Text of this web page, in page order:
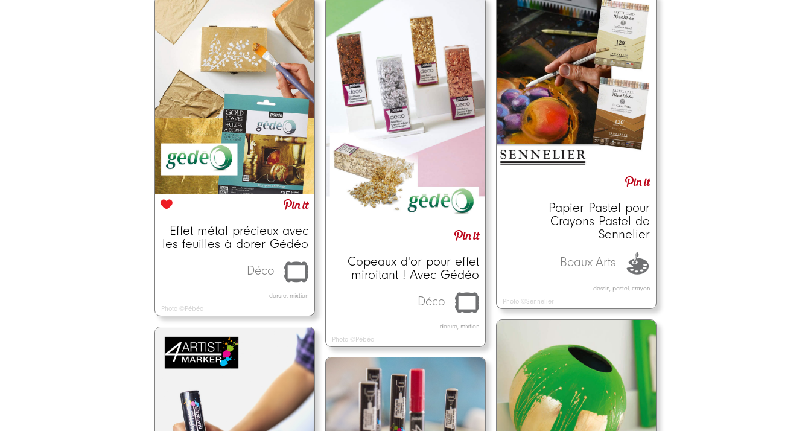
Papier Pastel pour
Crayons Pastel de
Sennelier
Beaux-Arts
dessin, pastel, crayon
Photo ©Sennelier
Copeaux d'or pour effet
miroitant ! Avec Gédéo
Déco
dorure, mixtion
Photo ©Pébéo
Effet métal précieux avec
les feuilles à dorer Gédéo
Déco
dorure, mixtion
Photo ©Pébéo